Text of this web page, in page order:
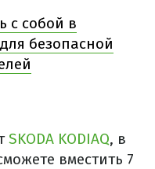
с собой в
безопасной
SKODA KODIAQ, в
вместить 7